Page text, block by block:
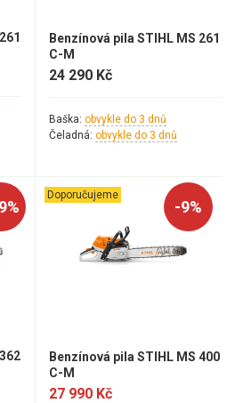
a vyžínače
Benzínová pila STIHL MS 261
C-M
24 290 Kč
Baška: obvykle do 3 dnů
Čeladná: obvykle do 3 dnů
Doporučujeme
-9%
Benzínová pila STIHL MS 400
C-M
27 990 Kč